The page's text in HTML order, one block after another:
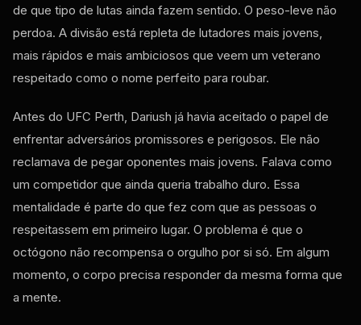
de que tipo de lutas ainda fazem sentido. O peso-leve não
perdoa. A divisão está repleta de lutadores mais jovens,
mais rápidos e mais ambiciosos que veem um veterano
respeitado como o nome perfeito para roubar.
Antes do UFC Perth, Dariush já havia aceitado o papel de
enfrentar adversários promissores e perigosos. Ele não
reclamava de pegar oponentes mais jovens. Falava como
um competidor que ainda queria trabalho duro. Essa
mentalidade é parte do que fez com que as pessoas o
respeitassem em primeiro lugar. O problema é que o
octógono não recompensa o orgulho por si só. Em algum
momento, o corpo precisa responder da mesma forma que
a mente.